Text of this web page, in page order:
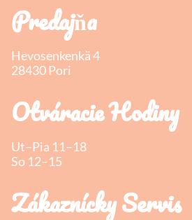
Predajňa
Hevosenkenkä 4
28430 Pori
Otváracie Hodiny
Ut–Pia 11–18
So 12–15
Zákaznícky Servis